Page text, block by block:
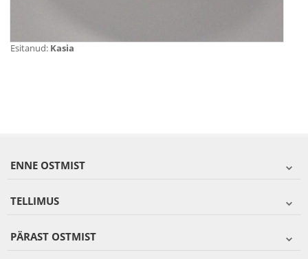
Esitanud: Kasia
ENNE OSTMIST
TELLIMUS
PÄRAST OSTMIST